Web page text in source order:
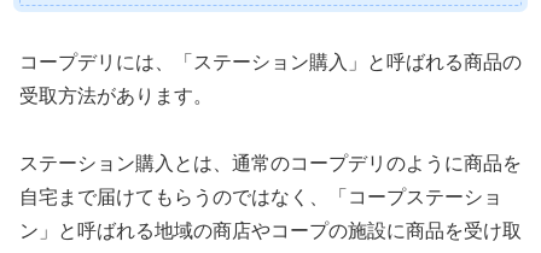
コープデリには、「ステーション購入」と呼ばれる商品の
受取方法があります。
ステーション購入とは、通常のコープデリのように商品を
自宅まで届けてもらうのではなく、「コープステーショ
ン」と呼ばれる地域の商店やコープの施設に商品を受け取